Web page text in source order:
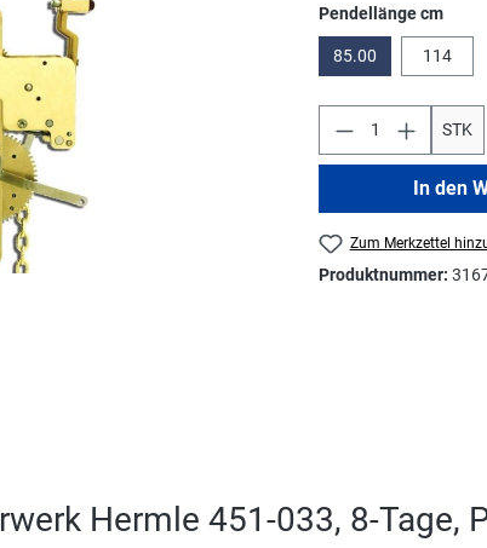
Pendellänge cm
85.00 114
STK
In den
Zum Merkzettel
Produktnummer:
Hermle 451-033, 8-Tage,